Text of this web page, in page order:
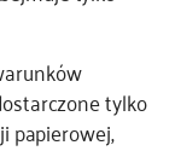
tylko
papierowej,